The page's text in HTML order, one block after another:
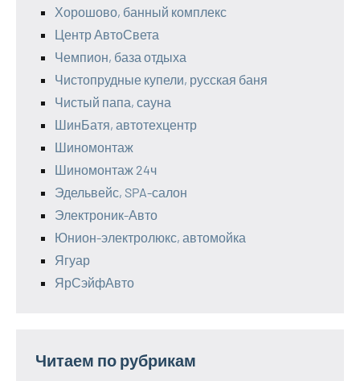
Хорошово, банный комплекс
Центр АвтоСвета
Чемпион, база отдыха
Чистопрудные купели, русская баня
Чистый папа, сауна
ШинБатя, автотехцентр
Шиномонтаж
Шиномонтаж 24ч
Эдельвейс, SPA-салон
Электроник-Авто
Юнион-электролюкс, автомойка
Ягуар
ЯрСэйфАвто
Читаем по рубрикам